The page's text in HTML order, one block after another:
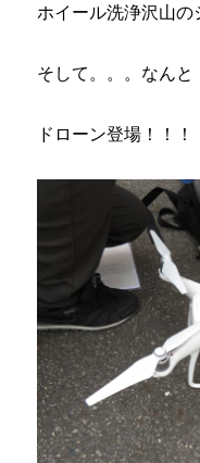
ホイール洗浄沢山
そして。。。なんと
ドローン登場！！！